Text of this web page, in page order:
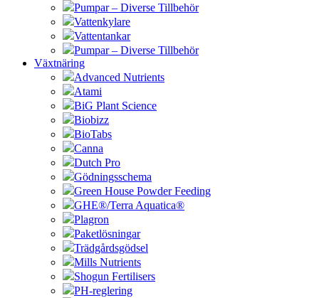
Pumpar – Diverse Tillbehör
Vattenkylare
Vattentankar
Pumpar – Diverse Tillbehör
Växtnäring
Advanced Nutrients
Atami
BiG Plant Science
Biobizz
BioTabs
Canna
Dutch Pro
Gödningsschema
Green House Powder Feeding
GHE®/Terra Aquatica®
Plagron
Paketlösningar
Trädgårdsgödsel
Mills Nutrients
Shogun Fertilisers
PH-reglering